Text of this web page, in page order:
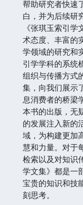
帮助研究者快速
白，并为后续研
《张琪玉索引
术态度、丰富的
学领域的研究和
引学学科的系统
组织与传播方式
集，向我们展示
息消费者的桥梁
本书的出版，无
的发展注入新的
域，为构建更加
慧和力量。对于
检索以及对知识
学文集》都是一
宝贵的知识和技
刻思考。